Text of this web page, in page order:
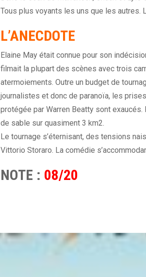
Tous plus voyants les uns que les autres.
L’ANECDOTE
Elaine May était connue pour son
filmait la plupart des scènes avec trois
atermoiements. Outre un budget de
journalistes et donc de paranoïa, les
protégée par Warren Beatty sont
de sable sur quasiment 3 km2.
Le tournage s’éternisant, des tensions
Vittorio Storaro. La comédie
NOTE : 08/20